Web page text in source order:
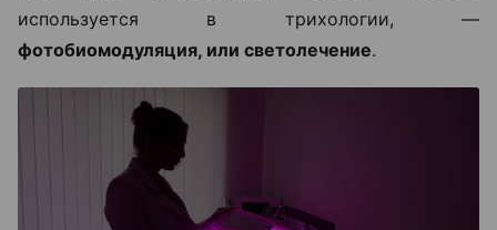
используется в трихологии, —
фотобиомодуляция, или светолечение.